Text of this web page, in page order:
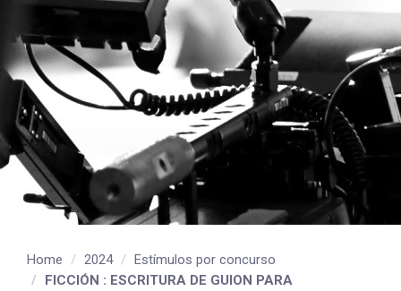
Home 2024
Estímulos por concurso
FICCIÓN : ESCRITURA DE GUION PARA